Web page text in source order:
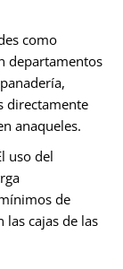
como
departamentos
directamente
anaqueles.
uso del
de
las cajas de las